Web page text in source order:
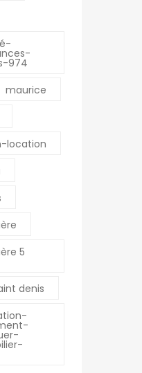
974
maurice
location
5
denis
Romina – 1
Hautbois